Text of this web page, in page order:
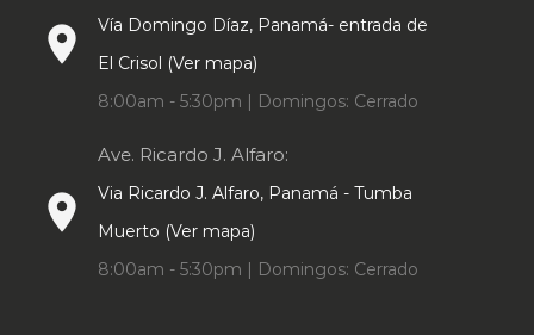
place
Vía Domingo Díaz, Panamá- entrada de
El Crisol (Ver mapa)
8:00am - 5:30pm | Domingos: Cerrado
place
Ave. Ricardo J. Alfaro:
Via Ricardo J. Alfaro, Panamá - Tumba
Muerto (Ver mapa)
8:00am - 5:30pm | Domingos: Cerrado